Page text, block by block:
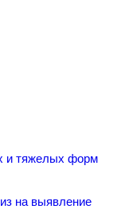
и тяжелых форм
на выявление